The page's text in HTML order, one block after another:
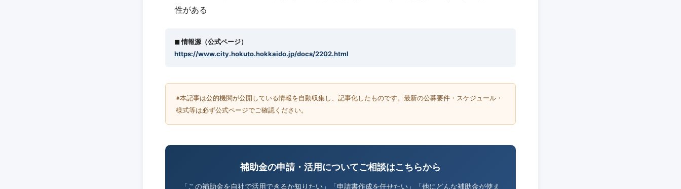
性がある
◼︎ 情報源（公式ページ）
https://www.city.hokuto.hokkaido.jp/docs/2202.html
※本記事は公的機関が公開している情報を自動収集し、記事化したものです。最新の公募要件・スケジュール・
様式等は必ず公式ページでご確認ください。
補助金の申請・活用についてご相談はこちらから
「この補助金を自社で活用できるか知りたい」「申請書作成を任せたい」「他にどんな補助金が使え